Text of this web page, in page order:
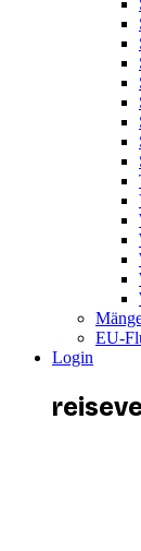
EU-
Login